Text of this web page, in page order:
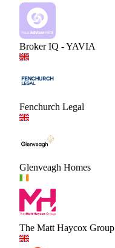
Broker IQ - YAVIA
Fenchurch Legal
Glenveagh Homes
The Matt Haycox Group